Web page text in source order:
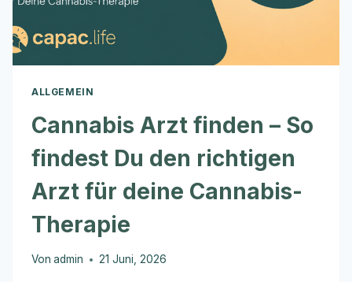
ALLGEMEIN
Cannabis Arzt finden – So
findest Du den richtigen
Arzt für deine Cannabis-
Therapie
Von admin 21 Juni, 2026